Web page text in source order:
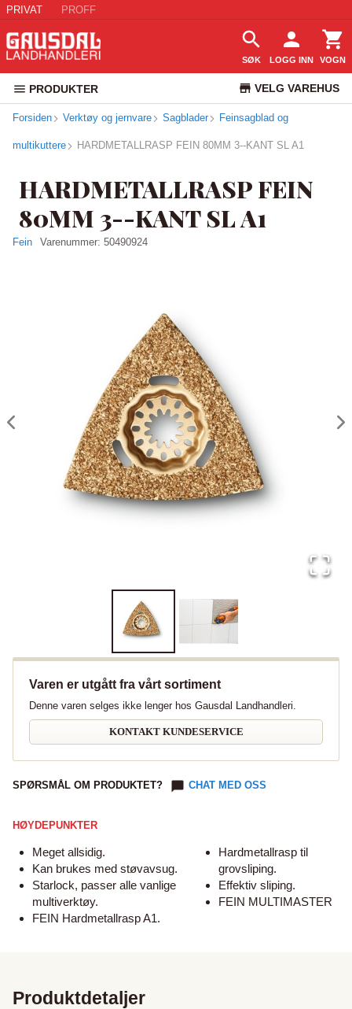
PRIVAT PROFF
SØK LOGG INN VOGN
PRODUKTER VELG VAREHUS
KUNDESERVICE
Forsiden Verktøy og jernvare Sagblader Feinsagblad og
multikuttere HARDMETALLRASP FEIN 80MM 3--KANT SL A1
HARDMETALLRASP FEIN
80MM 3--KANT SL A1
Fein Varenummer: 50490924
Varen er utgått fra vårt sortiment
Denne varen selges ikke lenger hos Gausdal Landhandleri.
KONTAKT KUNDESERVICE
SPØRSMÅL OM PRODUKTET? CHAT MED OSS
HØYDEPUNKTER
Meget allsidig.
Kan brukes med støvavsug.
Starlock, passer alle vanlige
multiverktøy.
FEIN Hardmetallrasp A1.
Hardmetallrasp til
grovsliping.
Effektiv sliping.
FEIN MULTIMASTER
Produktdetaljer